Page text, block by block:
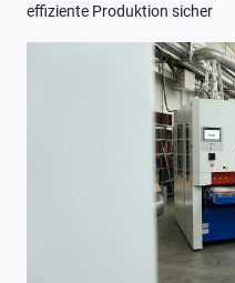
effiziente Produktion sicher